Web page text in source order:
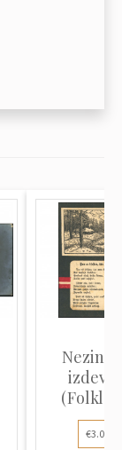
€3.00